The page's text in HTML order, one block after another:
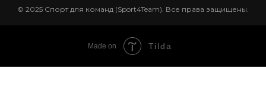
© 2025 Спорт для команд (Sport4Team). Все права защищены.
Made on Tilda